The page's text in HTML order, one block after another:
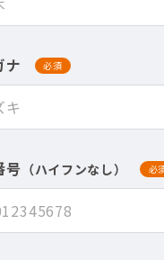
ナ 必須
号 （ハイフンなし） 必